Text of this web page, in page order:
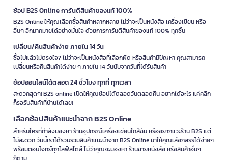
ช้อป B2S Online การันตีสินค้าของแท้ 100%
B2S Online ให้คุณเลือกซื้อสินค้าหลากหลาย ไม่ว่าจะเป็นหนังสือ เครื่องเขียน หรือ
อื่นๆ อีกมากมายได้อย่างมั่นใจ ด้วยการการันตีสินค้าของแท้ 100% ทุกชิ้น
เปลี่ยน/คืนสินค้าง่าย ภายใน 14 วัน
ซื้อไปแล้วไม่ตรงใจ? ไม่ว่าจะเป็นหนังสือที่เลือกผิด หรือสินค้ามีปัญหา คุณสามารถ
เปลี่ยนหรือคืนสินค้าได้ง่าย ๆ ภายใน 14 วันนับจากวันที่ได้รับสินค้า
ช้อปออนไลน์ได้ตลอด 24 ชั่วโมง ทุกที่ ทุกเวลา
สะดวกสุดๆ! B2S online เปิดให้คุณช้อปได้ตลอดวันตลอดคืน อยากได้อะไร แค่คลิก
ก็รอรับสินค้าที่บ้านได้เลย!
เลือกช้อปสินค้าแนะนำจาก B2S Online
สำหรับใครที่กำลังมองหา ร้านอุปกรณ์เครื่องเขียนใกล้ฉัน หรืออยากแวะร้าน B2S แต่
ไม่สะดวก วันนี้เราได้รวบรวมสินค้าแนะนำจาก B2S Online มาให้คุณเลือกสรรได้ง่ายๆ
พร้อมตอบโจทย์ทุกไลฟ์สไตล์ ไม่ว่าคุณจะมองหา ร้านขายหนังสือ หรือสินค้าอื่นๆ
ก็ตาม